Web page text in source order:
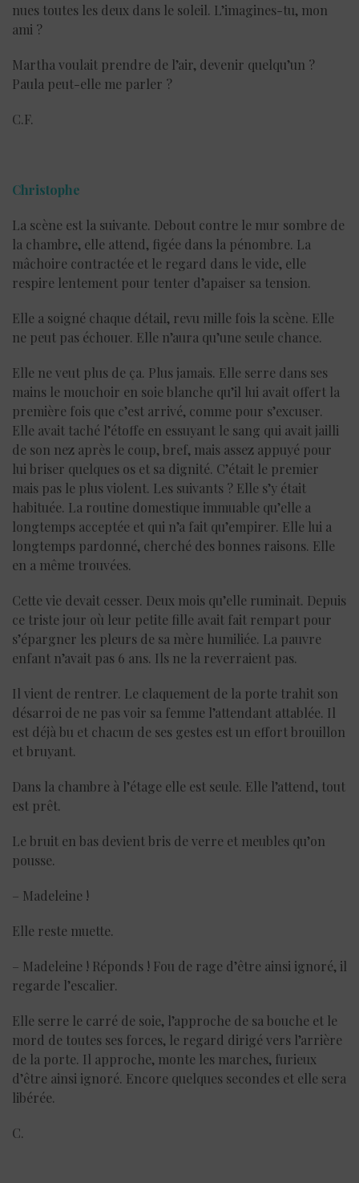
nues toutes les deux dans le soleil. L’imagines-tu, mon
ami ?
Martha voulait prendre de l’air, devenir quelqu’un ?
Paula peut-elle me parler ?
C.F.
Christophe
La scène est la suivante. Debout contre le mur sombre de
la chambre, elle attend, figée dans la pénombre. La
mâchoire contractée et le regard dans le vide, elle
respire lentement pour tenter d’apaiser sa tension.
Elle a soigné chaque détail, revu mille fois la scène. Elle
ne peut pas échouer. Elle n’aura qu’une seule chance.
Elle ne veut plus de ça. Plus jamais. Elle serre dans ses
mains le mouchoir en soie blanche qu’il lui avait offert la
première fois que c’est arrivé, comme pour s’excuser.
Elle avait taché l’étoffe en essuyant le sang qui avait jailli
de son nez après le coup, bref, mais assez appuyé pour
lui briser quelques os et sa dignité. C’était le premier
mais pas le plus violent. Les suivants ? Elle s’y était
habituée. La routine domestique immuable qu’elle a
longtemps acceptée et qui n’a fait qu’empirer. Elle lui a
longtemps pardonné, cherché des bonnes raisons. Elle
en a même trouvées.
Cette vie devait cesser. Deux mois qu’elle ruminait. Depuis
ce triste jour où leur petite fille avait fait rempart pour
s’épargner les pleurs de sa mère humiliée. La pauvre
enfant n’avait pas 6 ans. Ils ne la reverraient pas.
Il vient de rentrer. Le claquement de la porte trahit son
désarroi de ne pas voir sa femme l’attendant attablée. Il
est déjà bu et chacun de ses gestes est un effort brouillon
et bruyant.
Dans la chambre à l’étage elle est seule. Elle l’attend, tout
est prêt.
Le bruit en bas devient bris de verre et meubles qu’on
pousse.
– Madeleine !
Elle reste muette.
– Madeleine ! Réponds ! Fou de rage d’être ainsi ignoré, il
regarde l’escalier.
Elle serre le carré de soie, l’approche de sa bouche et le
mord de toutes ses forces, le regard dirigé vers l’arrière
de la porte. Il approche, monte les marches, furieux
d’être ainsi ignoré. Encore quelques secondes et elle sera
libérée.
C.